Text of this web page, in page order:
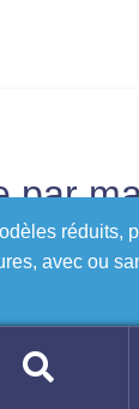
réduits,
avec ou
par